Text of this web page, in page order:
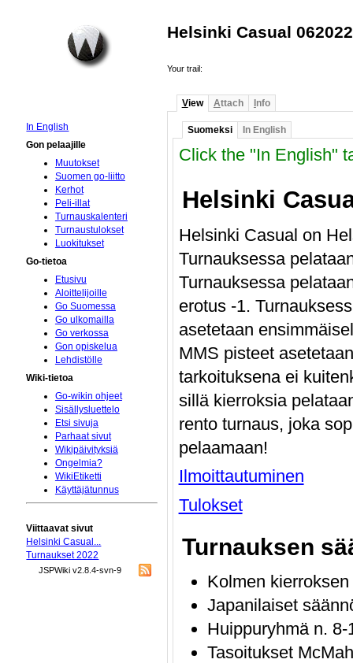
Helsinki Casual 062022
Your trail:
View Attach Info
Suomeksi In English
Click the "In English"
Helsinki
Helsinki Casual on
Turnauksessa
Turnauksessa
erotus -1.
asetetaan
MMS pisteet
tarkoituksena ei
sillä kierroksia
rento turnaus, joka
pelaamaan!
Ilmoittautuminen
Tulokset
Turnauksen
Kolmen
Japanilaiset
Huippuryhmä n.
Tasoitukset
In English
Gon pelaajille
Muutokset
Suomen go-liitto
Kerhot
Peli-illat
Turnauskalenteri
Turnaustulokset
Luokitukset
Go-tietoa
Etusivu
Aloittelijoille
Go Suomessa
Go ulkomailla
Go verkossa
Gon opiskelua
Lehdistölle
Wiki-tietoa
Go-wikin ohjeet
Sisällysluettelo
Etsi sivuja
Parhaat sivut
Wikipäivityksiä
Ongelmia?
WikiEtiketti
Käyttäjätunnus
Viittaavat sivut
Helsinki Casual...
Turnaukset 2022
JSPWiki v2.8.4-svn-9